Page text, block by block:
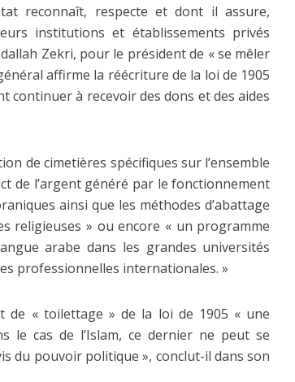
reconnaît, respecte et dont il assure,
institutions et établissements privés
Zekri, pour le président de « se mêler
affirme la réécriture de la loi de 1905
continuer à recevoir des dons et des aides
de cimetières spécifiques sur l’ensemble
de l’argent généré par le fonctionnement
ainsi que les méthodes d’abattage
religieuses » ou encore « un programme
arabe dans les grandes universités
professionnelles internationales. »
de « toilettage » de la loi de 1905 « une
le cas de l’Islam, ce dernier ne peut se
du pouvoir politique », conclut-il dans son